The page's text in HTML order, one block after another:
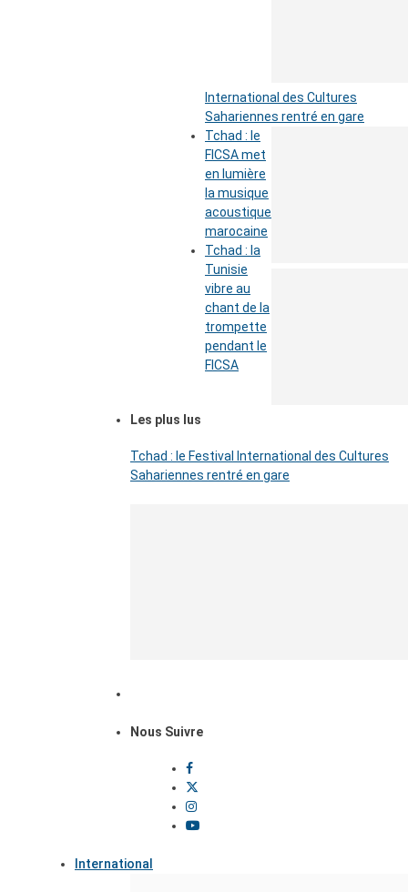
International des Cultures
Sahariennes rentré en gare
Tchad : le
FICSA met
en lumière
la musique
acoustique
marocaine
Tchad : la
Tunisie
vibre au
chant de la
trompette
pendant le
FICSA
Les plus lus
Tchad : le Festival International des Cultures
Sahariennes rentré en gare
Nous Suivre
International